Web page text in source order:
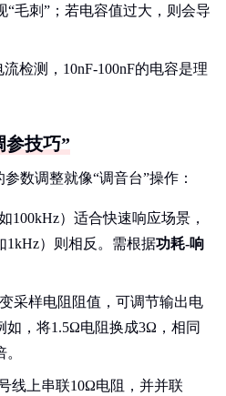
毛刺”；若电容值过大，则会导
流检测，10nF-100nF的电容是理
参技巧”
数调整就像“调音台”操作：
100kHz）适合快速响应场景，
1kHz）则相反。需根据功耗-响
变采样电阻阻值，可调节输出电
如，将1.5Ω电阻换成3Ω，相同
线上串联10Ω电阻，并并联